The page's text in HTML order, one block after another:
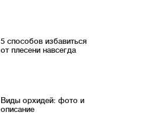
5 способов избавиться
от плесени навсегда
Виды орхидей: фото и
описание